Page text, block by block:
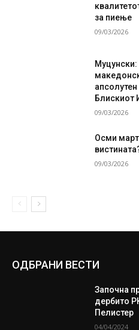
за пиење
09/03/2026
Блискиот
09/03/2026
Осми
09/03/2026
ОДБРАНИ ВЕСТИ
Започна
дербито
Пелистер
04/04/2024